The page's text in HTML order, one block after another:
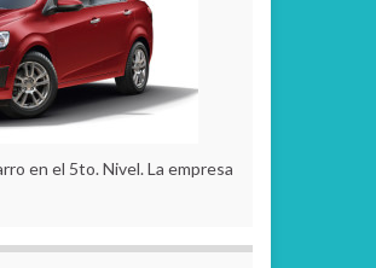
en el 5to. Nivel. La empresa